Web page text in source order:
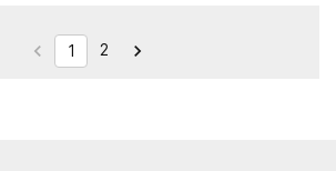
 1 2 